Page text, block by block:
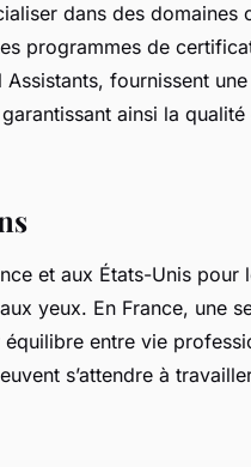
dans des domaines
programmes de
fournissent une
ainsi la qualité
et aux États-Unis pour
yeux. En France, une
entre vie
s’attendre à